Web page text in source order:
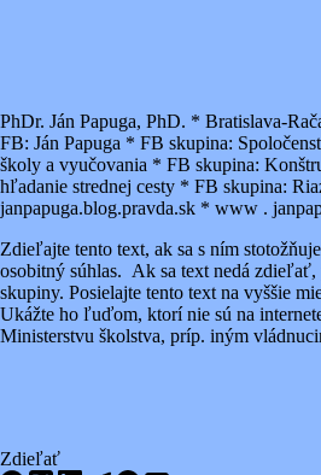
PhDr. Ján Papuga, PhD. * Bratislava-
FB: Ján Papuga * FB skupina:
školy a vyučovania * FB skupina:
hľadanie strednej cesty * FB skupina:
janpapuga.blog.pravda.sk * www .
Zdieľajte tento text, ak sa s ním
osobitný súhlas. Ak sa text nedá zdieľať,
skupiny. Posielajte tento text na vyššie
Ukážte ho ľuďom, ktorí nie sú na
Ministerstvu školstva, príp. iným
Zdieľať